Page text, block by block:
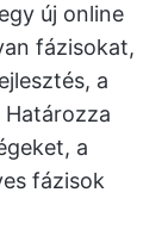
új online
fázisokat,
a
Határozza
a
fázisok